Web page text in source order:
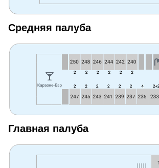
Средняя палуба
Главная палуба